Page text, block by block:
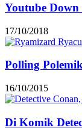
Youtube
17/10/2018
Polling
16/10/2015
Di Komik